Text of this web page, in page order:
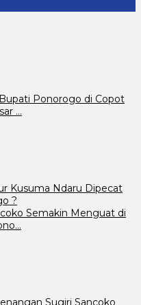
Ponorogo di Copot
…
Kusuma Ndaru Dipecat
?
Semakin Menguat di
Sugiri Sancoko